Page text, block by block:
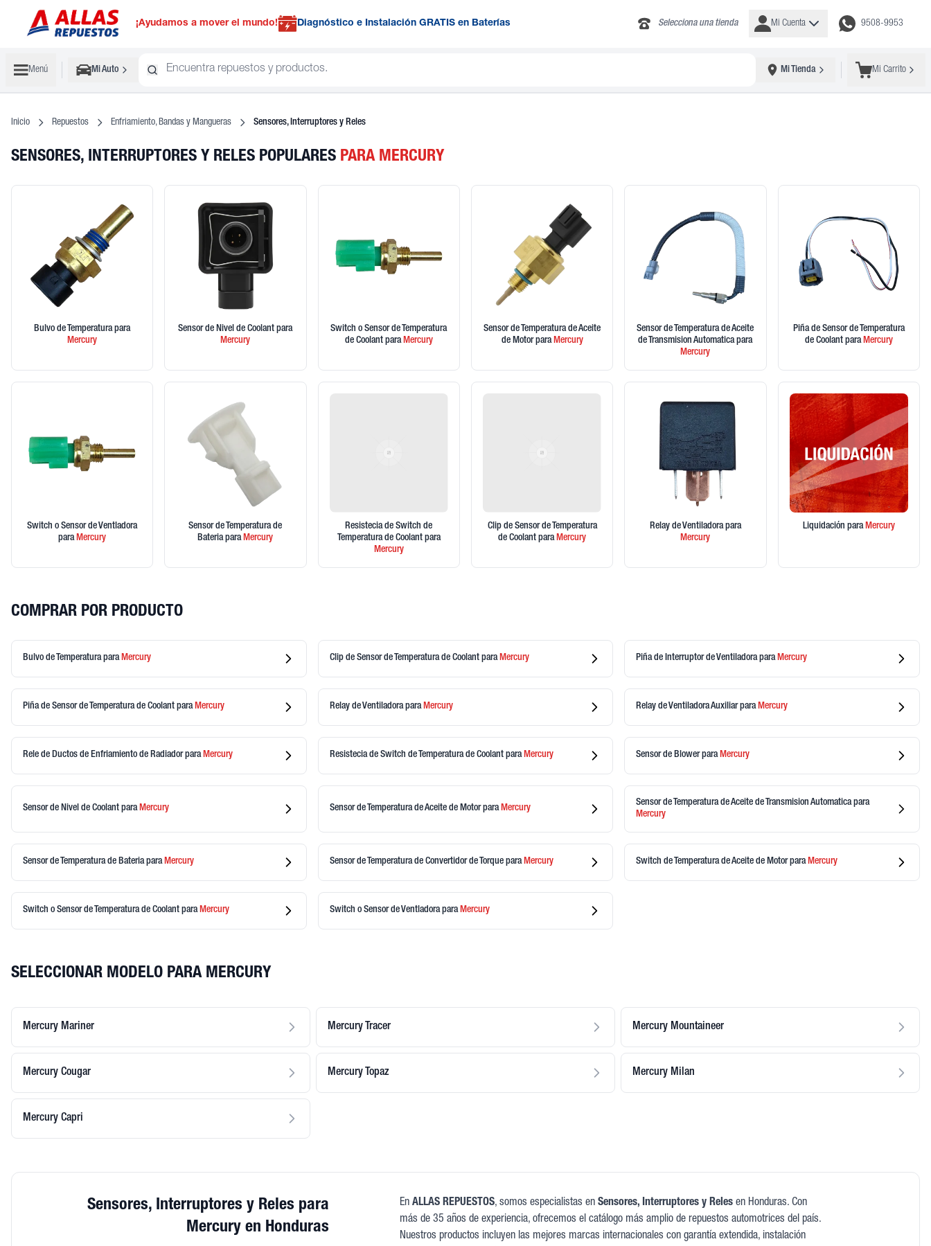
¡Ayudamos a mover el mundo! Diagnóstico e Instalación GRATIS en Baterías Selecciona una tienda Mi Cuenta 9508-9953
Menú Mi Auto Mi Tienda Mi Carrito
Inicio Repuestos Enfriamiento, Bandas y Mangueras Sensores, Interruptores y Reles
SENSORES, INTERRUPTORES Y RELES POPULARES PARA MERCURY
Bulvo de Temperatura para
Mercury
Sensor de Nivel de Coolant para
Mercury
Switch o Sensor de Temperatura
de Coolant paraMercury
Sensor de Temperatura de Aceite
de Motor paraMercury
Sensor de Temperatura de Aceite
de Transmision Automatica para
Mercury
Piña de Sensor de Temperatura
de Coolant paraMercury
Switch o Sensor de Ventladora
para Mercury
Sensor de Temperatura de
Bateriapara Mercury
Resistecia de Switch de
Temperatura de Coolant para
Mercury
Clip de Sensor de Temperatura
de Coolantpara Mercury
Relay de Ventiladorapara
Mercury
Liquidación para Mercury
COMPRAR POR PRODUCTO
Bulvo de Temperatura paraMercury Clip de Sensor de Temperatura de Coolant paraMercury Piña de Interruptor de Ventiladora paraMercury
Piña de Sensor de Temperatura de Coolant paraMercury Relay de Ventiladora paraMercury Relay de Ventiladora Auxiliar paraMercury
Rele de Ductos de Enfriamiento de Radiador paraMercury Resistecia de Switch de Temperatura de Coolant paraMercury Sensor de Blower paraMercury
Sensor de Nivel de Coolant paraMercury Sensor de Temperatura de Aceite de Motor paraMercury
Sensor de Temperatura de Aceite de Transmision Automaticapara
Mercury
Sensor de Temperatura de Bateria paraMercury Sensor de Temperatura de Convertidor de Torque paraMercury Switch de Temperatura de Aceite de Motor paraMercury
Switch o Sensor de Temperatura de Coolant paraMercury Switch o Sensor de Ventladora paraMercury
SELECCIONAR MODELO PARA MERCURY
Mercury Mariner Mercury Tracer Mercury Mountaineer
Mercury Cougar Mercury Topaz Mercury Milan
Mercury Capri
Sensores, Interruptores y Reles para
Mercury en Honduras
EnALLAS REPUESTOS, somos especialistas enSensores, Interruptores y Reles en Honduras. Con
más de 35 años de experiencia, ofrecemos el catálogo más amplio de repuestos automotrices del país.
Nuestros productos incluyen las mejores marcas internacionales con garantía extendida, instalación